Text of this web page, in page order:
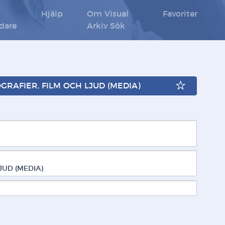
Hjälp
Om Visual
Arkiv Sök
Favoriter
FILM OCH LJUD (MEDIA)
(MEDIA)